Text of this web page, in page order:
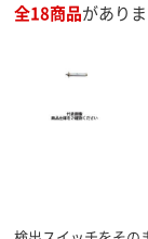
全18商品がありま